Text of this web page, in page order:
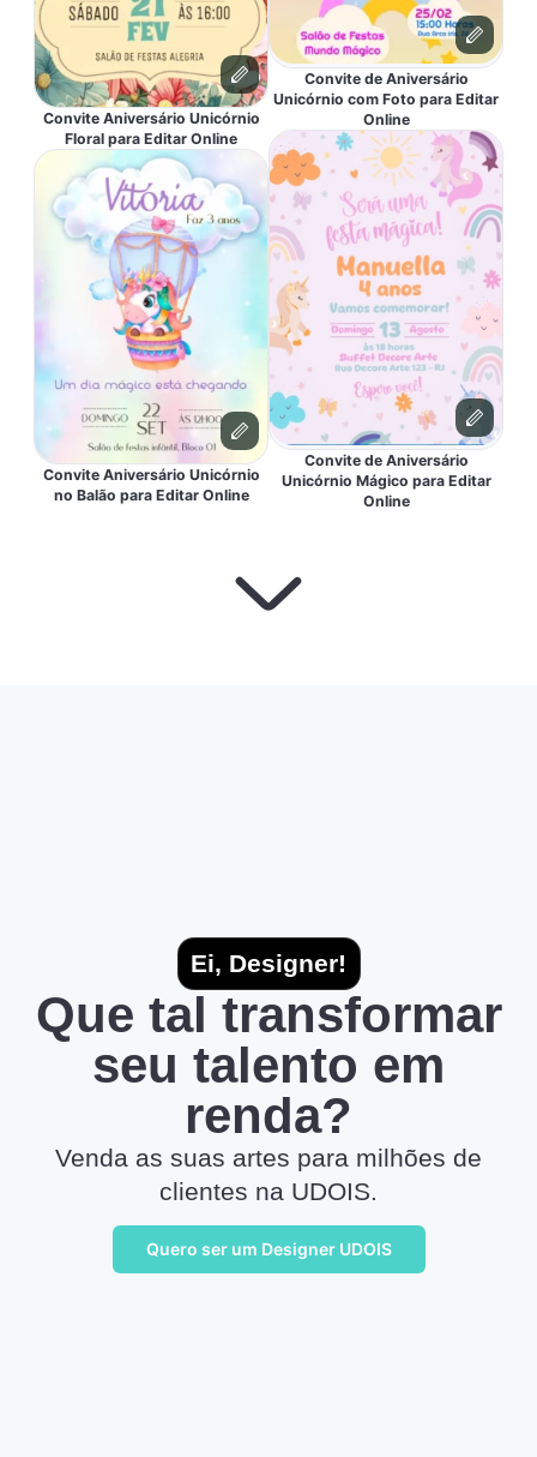
Convite Aniversário Unicórnio
Floral para Editar Online
Convite Aniversário Unicórnio
no Balão para Editar Online
Convite de Aniversário
Unicórnio com Foto para Editar
Online
Convite de Aniversário
Unicórnio Mágico para Editar
Online
Ei, Designer!
Que tal transformar
seu talento em
renda?
Venda as suas artes para milhões de
clientes na UDOIS.
Quero ser um Designer UDOIS